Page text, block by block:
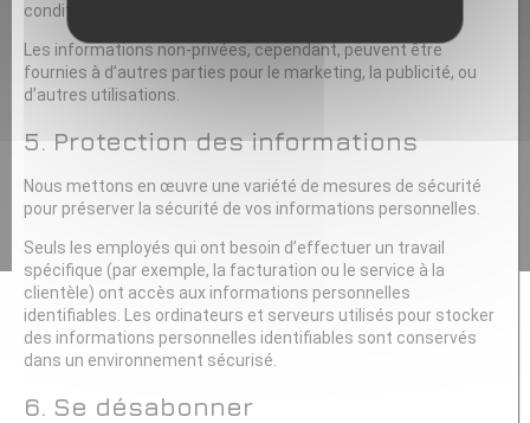
conditions d’utilisation, ou quand la loi nous y contraint.
Les informations non-privées, cependant, peuvent être
fournies à d’autres parties pour le marketing, la publicité, ou
d’autres utilisations.
5. Protection des informations
Nous mettons en œuvre une variété de mesures de sécurité
pour préserver la sécurité de vos informations personnelles.
Seuls les employés qui ont besoin d’effectuer un travail
spécifique (par exemple, la facturation ou le service à la
clientèle) ont accès aux informations personnelles
identifiables. Les ordinateurs et serveurs utilisés pour stocker
des informations personnelles identifiables sont conservés
dans un environnement sécurisé.
6. Se désabonner